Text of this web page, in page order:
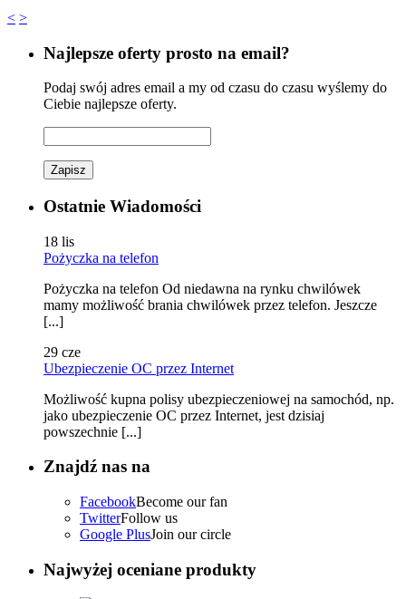
< >
Najlepsze oferty prosto na email?
Podaj swój adres email a my od czasu do czasu wyślemy do
Ciebie najlepsze oferty.
Zapisz
Ostatnie Wiadomości
18 lis
Pożyczka na telefon
Pożyczka na telefon Od niedawna na rynku chwilówek
mamy możliwość brania chwilówek przez telefon. Jeszcze
[...]
29 cze
Ubezpieczenie OC przez Internet
Możliwość kupna polisy ubezpieczeniowej na samochód, np.
jako ubezpieczenie OC przez Internet, jest dzisiaj
powszechnie [...]
Znajdź nas na
FacebookBecome our fan
TwitterFollow us
Google PlusJoin our circle
Najwyżej oceniane produkty